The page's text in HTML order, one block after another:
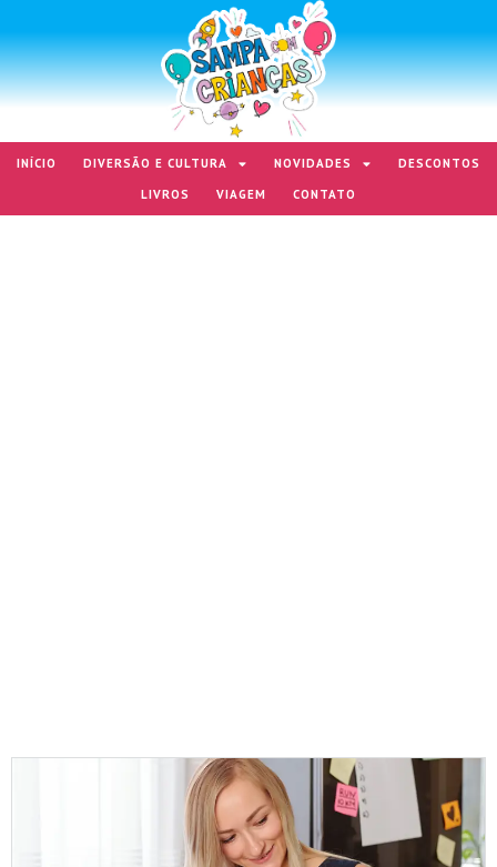
INÍCIO DIVERSÃO E CULTURA NOVIDADES
DESCONTOS
LIVROS
VIAGEM CONTATO